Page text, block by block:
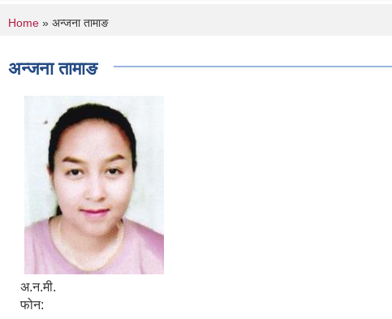
You are here
Home » अन्जना तामाङ
अन्जना तामाङ
अ.न.मी.
फोन: